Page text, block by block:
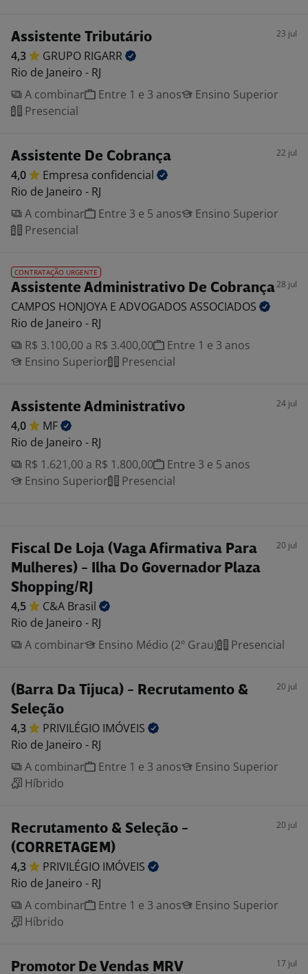
Assistente Tributário 23 jul
4,3 GRUPO RIGARR
Rio de Janeiro - RJ
A combinar
Entre 1 e 3 anos
Ensino Superior
Presencial
Assistente De Cobrança 22 jul
4,0 Empresa confidencial
Rio de Janeiro - RJ
A combinar
Entre 3 e 5 anos
Ensino Superior
Presencial
CONTRATAÇÃO URGENTE
Assistente Administrativo De Cobrança28 jul
CAMPOS HONJOYA E ADVOGADOS ASSOCIADOS
Rio de Janeiro - RJ
R$ 3.100,00 a R$ 3.400,00
Entre 1 e 3 anos
Ensino Superior
Presencial
Assistente Administrativo 24 jul
4,0
MF
Rio de Janeiro - RJ
R$ 1.621,00 a R$ 1.800,00
Entre 3 e 5 anos
Ensino Superior
Presencial
Fiscal De Loja (Vaga Afirmativa Para
Mulheres) - Ilha Do Governador Plaza
Shopping/RJ
20 jul
4,5 C&A Brasil
Rio de Janeiro - RJ
A combinar
Ensino Médio (2º Grau) Presencial
(Barra Da Tijuca) - Recrutamento &
Seleção
20 jul
4,3 PRIVILÉGIO IMÓVEIS
Rio de Janeiro - RJ
A combinar
Entre 1 e 3 anos
Ensino Superior
Híbrido
Recrutamento & Seleção -
(CORRETAGEM)
20 jul
4,3 PRIVILÉGIO IMÓVEIS
Rio de Janeiro - RJ
A combinar
Entre 1 e 3 anos
Ensino Superior
Híbrido
Promotor De Vendas MRV 17 jul